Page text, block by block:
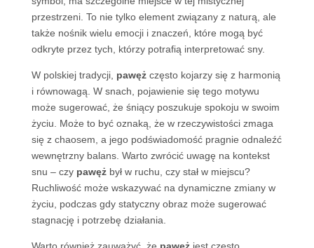
przestrzeni. To nie tylko element związany z naturą, ale
także nośnik wielu emocji i znaczeń, które mogą być
odkryte przez tych, którzy potrafią interpretować sny.
W polskiej tradycji, pawężczęsto kojarzy się z harmonią
i równowagą. W snach, pojawienie się tego motywu
może sugerować, że śniący poszukuje spokoju w swoim
życiu. Może to być oznaką, że w rzeczywistości zmaga
się z chaosem, a jego podświadomość pragnie odnaleźć
wewnętrzny balans. Warto zwrócić uwagę na kontekst
snu – czy pawężbył w ruchu, czy stał w miejscu?
Ruchliwość może wskazywać na dynamiczne zmiany w
życiu, podczas gdy statyczny obraz może sugerować
stagnację i potrzebę działania.